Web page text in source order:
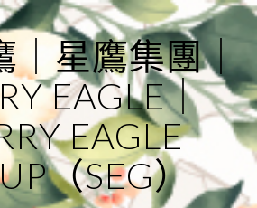
｜星鷹集團｜
EAGLE｜
EAGLE
（SEG）